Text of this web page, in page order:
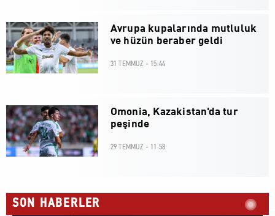
Avrupa kupalarında mutluluk
ve hüzün beraber geldi
31 TEMMUZ - 15:44
Omonia, Kazakistan'da tur
peşinde
29 TEMMUZ - 11:58
SON HABERLER